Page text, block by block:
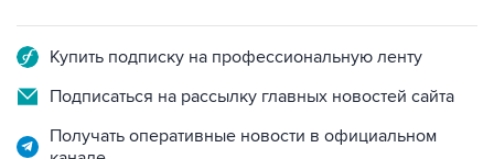
Купить подписку на профессиональную ленту
Подписаться на рассылку главных новостей сайта
Получать оперативные новости в официальном